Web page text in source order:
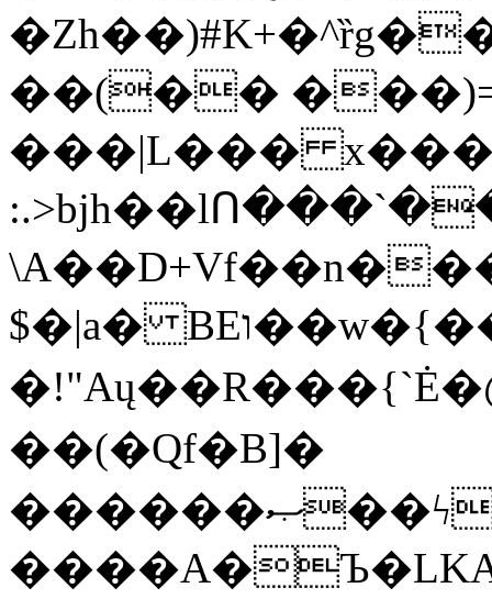
��(��
���|L���
$�|a� BEו��w�{���;���q�X��d%�������W� hU�(�1�Ū}9�S�F<��i�L3�;�
��(�Qf�B]�
������ޞ��ϟak��r��_39$�8�p���7�2�yIZ�R��x��/